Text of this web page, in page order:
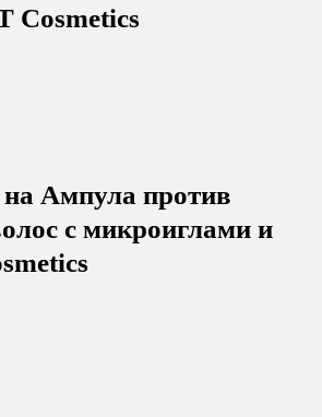
Cosmetics
Ампула против
с микроиглами и